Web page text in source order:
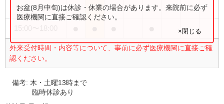
9:00〜13:00 ● ●
外来受付時間・内容等について、事前に必ず医療機関に直接ご確
認ください。
お盆(8月中旬)は休診・休業の場合があります。来院前に必ず
医療機関に直接ご確認ください。
×閉じる
備考: 木・土曜13時まで
臨時休診あり